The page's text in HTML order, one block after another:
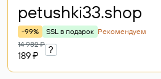
petushki33.shop
-99% SSL в подарок Рекомендуем
14 982 ₽
189 ₽
?